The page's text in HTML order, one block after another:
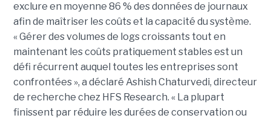
exclure en moyenne 86 % des données de journaux
afin de maîtriser les coûts et la capacité du système.
« Gérer des volumes de logs croissants tout en
maintenant les coûts pratiquement stables est un
défi récurrent auquel toutes les entreprises sont
confrontées », a déclaré Ashish Chaturvedi, directeur
de recherche chez HFS Research. « La plupart
finissent par réduire les durées de conservation ou